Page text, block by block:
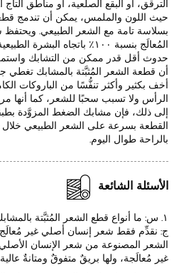
الترقق، أو البقع الصلعية، أو مناطق
حيث اللون والملمس، يمكن أن تندمج
بسلاسة تامة مع الشعر الطبيعي. ويحتفظ
المُعالَج بنسبة ١٠٠٪ باتجاه
حدوث أقل قدر ممكن من التشابك
أن قطعة الشعر المُثبَّتة بالمشابك
أخف بكثير وأكثر تنفُّسًا من الباروكات
الرأس ولا تسبب سحبًا للشعر، كما أنها
إلى ذلك، فإن مشابك الضغط المزوَّدة
القطعة بسرعة على الشعر الطبيعي خلال
بالراحة طوال اليوم.
الأسئلة الشائعة
١. س: ما أنواع قطع الشعر المُثبَّتة بالمشابك التي تقدِّمونها؟
غير مُعالَجة، ولها بريقٌ متفوقٌ ومتانةٌ